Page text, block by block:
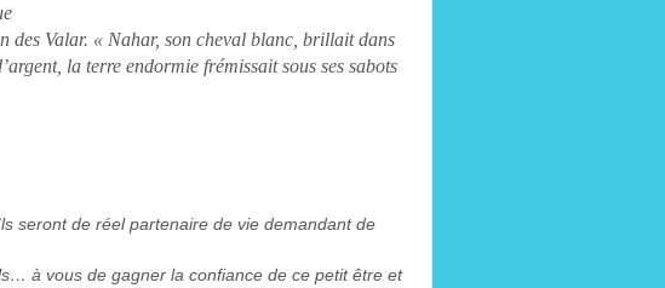
des Valar. « Nahar, son cheval blanc, brillait dans
la terre endormie frémissait sous ses sabots
seront de réel partenaire de vie demandant de
à vous de gagner la confiance de ce petit être et